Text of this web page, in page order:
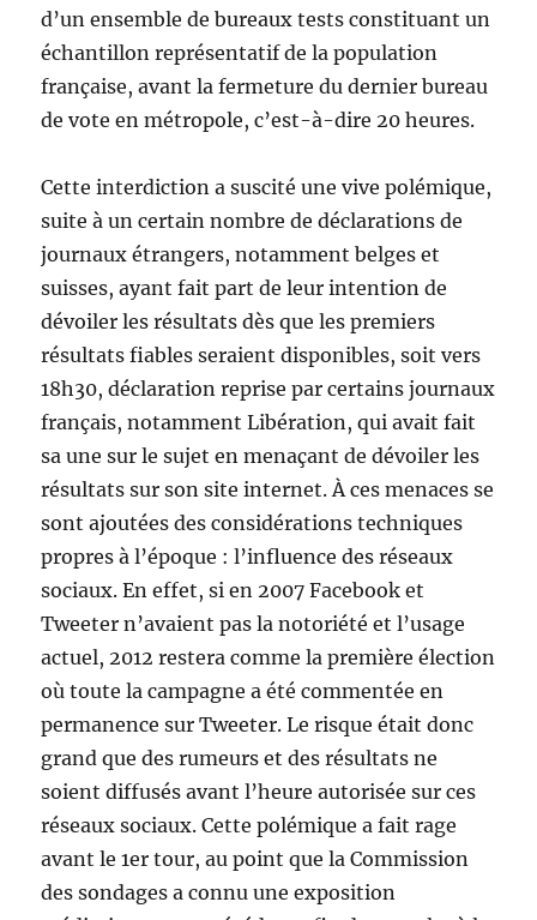
d’un ensemble de bureaux tests constituant un
échantillon représentatif de la population
française, avant la fermeture du dernier bureau
de vote en métropole, c’est-à-dire 20 heures.
Cette interdiction a suscité une vive polémique,
suite à un certain nombre de déclarations de
journaux étrangers, notamment belges et
suisses, ayant fait part de leur intention de
dévoiler les résultats dès que les premiers
résultats fiables seraient disponibles, soit vers
18h30, déclaration reprise par certains journaux
français, notamment Libération, qui avait fait
sa une sur le sujet en menaçant de dévoiler les
résultats sur son site internet. À ces menaces se
sont ajoutées des considérations techniques
propres à l’époque : l’influence des réseaux
sociaux. En effet, si en 2007 Facebook et
Tweeter n’avaient pas la notoriété et l’usage
actuel, 2012 restera comme la première élection
où toute la campagne a été commentée en
permanence sur Tweeter. Le risque était donc
grand que des rumeurs et des résultats ne
soient diffusés avant l’heure autorisée sur ces
réseaux sociaux. Cette polémique a fait rage
avant le 1er tour, au point que la Commission
des sondages a connu une exposition